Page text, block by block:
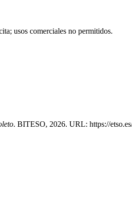
usos comerciales no permitidos.
. BITESO, 2026. URL: https://